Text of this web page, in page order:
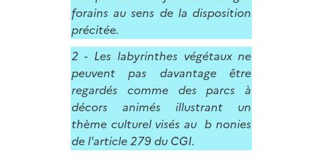
forains au sens de la disposition
précitée.
2 - Les labyrinthes végétaux ne
peuvent pas davantage être
regardés comme des parcs à
décors animés illustrant un
thème culturel visés au b nonies
de l'article 279 du CGI.